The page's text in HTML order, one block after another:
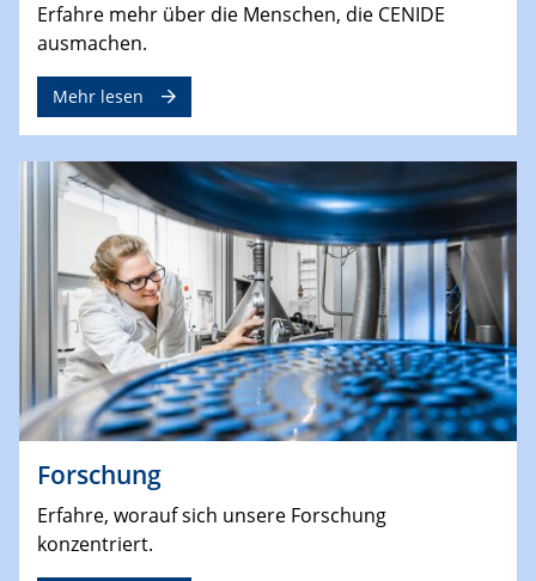
Erfahre mehr über die Menschen, die CENIDE
ausmachen.
Mehr lesen
Forschung
Erfahre, worauf sich unsere Forschung
konzentriert.